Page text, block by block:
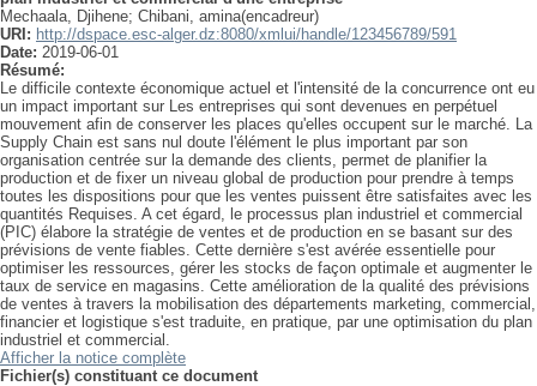
Mechaala, Djihene; Chibani, amina(encadreur)
URI: http://dspace.esc-alger.dz:8080/xmlui/handle/123456789/591
Date: 2019-06-01
Résumé:
Le difficile contexte économique actuel et l'intensité de la concurrence ont eu
un impact important sur Les entreprises qui sont devenues en perpétuel
mouvement afin de conserver les places qu'elles occupent sur le marché. La
Supply Chain est sans nul doute l'élément le plus important par son
organisation centrée sur la demande des clients, permet de planifier la
production et de fixer un niveau global de production pour prendre à temps
toutes les dispositions pour que les ventes puissent être satisfaites avec les
quantités Requises. A cet égard, le processus plan industriel et commercial
(PIC) élabore la stratégie de ventes et de production en se basant sur des
prévisions de vente fiables. Cette dernière s'est avérée essentielle pour
optimiser les ressources, gérer les stocks de façon optimale et augmenter le
taux de service en magasins. Cette amélioration de la qualité des prévisions
de ventes à travers la mobilisation des départements marketing, commercial,
financier et logistique s'est traduite, en pratique, par une optimisation du plan
industriel et commercial.
Afficher la notice complète
Fichier(s) constituant ce document